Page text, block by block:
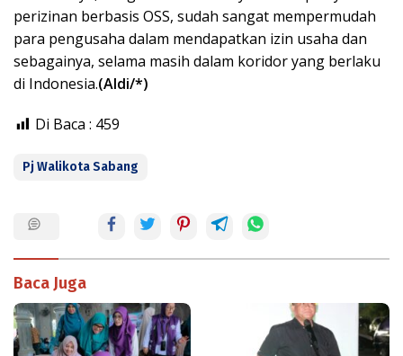
perizinan berbasis OSS, sudah sangat mempermudah
para pengusaha dalam mendapatkan izin usaha dan
sebagainya, selama masih dalam koridor yang berlaku
di Indonesia.(Aldi/*)
Di Baca : 459
Pj Walikota Sabang
Baca Juga